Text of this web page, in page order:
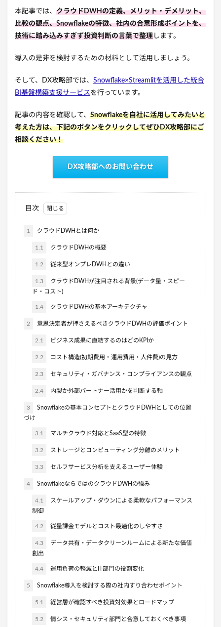
本記事では、 クラウドDWHの定義、メリット・デメリット、
比較の観点、Snowflakeの特徴、社内の合意形成ポイントを、
技術に踏み込みすぎず投資判断の言葉で整理 します。
導入の是非を検討するための材料として活用しましょう。
そして、DX攻略部では、 Snowflake×Streamlitを活用した統合
BI基盤構築支援サービスを行っています。
記事の内容を確認して、 Snowflakeを自社に活用してみたいと
考えた方は、下記のボタンをクリックしてぜひDX攻略部にご
相談ください！
DX攻略部へのお問い合わせ
目次
1 クラウドDWHとは何か
1.1 クラウドDWHの概要
1.2 従来型オンプレDWHとの違い
1.3
クラウドDWHが注目される背景(データ量・スピー
ド・コスト)
1.4 クラウドDWHの基本アーキテクチャ
2 意思決定者が押さえるべきクラウドDWHの評価ポイント
2.1 ビジネス成果に直結するのはどのKPIか
2.2 コスト構造(初期費用・運用費用・人件費)の見方
2.3 セキュリティ・ガバナンス・コンプライアンスの観点
2.4 内製か外部パートナー活用かを判断する軸
3
Snowflakeの基本コンセプトとクラウドDWHとしての位置
づけ
3.1 マルチクラウド対応とSaaS型の特徴
3.2 ストレージとコンピューティング分離のメリット
3.3 セルフサービス分析を支えるユーザー体験
4 SnowflakeならではのクラウドDWHの強み
4.1
スケールアップ・ダウンによる柔軟なパフォーマンス
制御
4.2 従量課金モデルとコスト最適化のしやすさ
4.3
データ共有・データクリーンルームによる新たな価値
創出
4.4 運用負荷の軽減とIT部門の役割変化
5 Snowflake導入を検討する際の社内すり合わせポイント
5.1 経営層が確認すべき投資対効果とロードマップ
5.2 情シス・セキュリティ部門と合意しておくべき事項